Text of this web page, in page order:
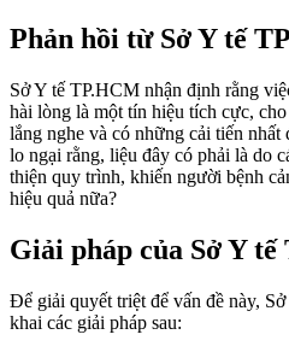
Phản hồi từ Sở Y tế
Sở Y tế TP.HCM nhận định rằng
hài lòng là một tín hiệu tích cực,
lắng nghe và có những cải tiến
lo ngại rằng, liệu đây có phải là do
thiện quy trình, khiến người bệnh
hiệu quả nữa?
Giải pháp của Sở Y
Để giải quyết triệt để vấn đề này,
khai các giải pháp sau: